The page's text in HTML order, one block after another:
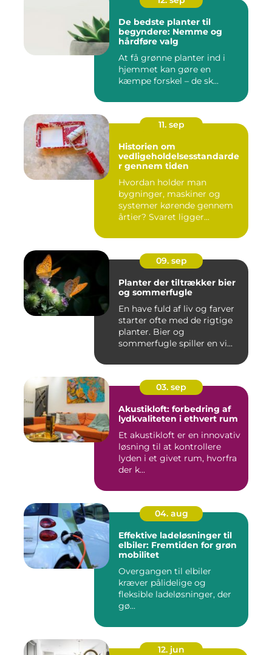
De bedste planter til
begyndere: Nemme og
hårdføre valg
At få grønne planter ind i
hjemmet kan gøre en
kæmpe forskel – de sk...
11. sep
Historien om
vedligeholdelsesstandarde
r gennem tiden
Hvordan holder man
bygninger, maskiner og
systemer kørende gennem
årtier? Svaret ligger...
09. sep
Planter der tiltrækker bier
og sommerfugle
En have fuld af liv og farver
starter ofte med de rigtige
planter. Bier og
sommerfugle spiller en vi...
03. sep
Akustikloft: forbedring af
lydkvaliteten i ethvert rum
Et akustikloft er en innovativ
løsning til at kontrollere
lyden i et givet rum, hvorfra
der k...
04. aug
Effektive ladeløsninger til
elbiler: Fremtiden for grøn
mobilitet
Overgangen til elbiler
kræver pålidelige og
fleksible ladeløsninger, der
gø...
12. jun